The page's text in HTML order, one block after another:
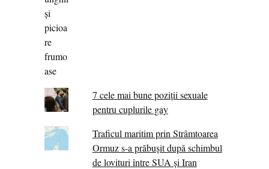
7 cele mai bune poziții sexuale
pentru cuplurile gay
Traficul maritim prin Strâmtoarea
Ormuz s-a prăbușit după schimbul
de lovituri între SUA şi Iran